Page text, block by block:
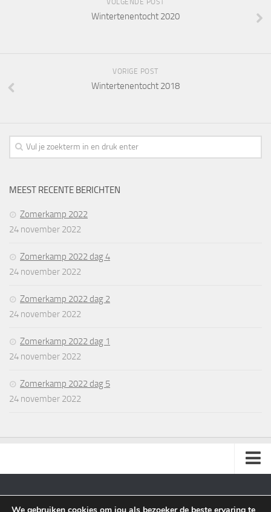
VOLGENDE POST
Wintertenentocht 2020
VORIGE POST
Wintertenentocht 2018
MEEST RECENTE BERICHTEN
Zomerkamp 2022
24 november 2022
Zomerkamp 2022 dag 4
24 november 2022
Zomerkamp 2022 dag 2
24 november 2022
Zomerkamp 2022 dag 1
24 november 2022
Zomerkamp 2022 dag 5
24 november 2022